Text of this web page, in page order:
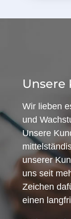
Unsere
Wir lieben
und
Unsere
unserer
uns seit
Zeichen
einen